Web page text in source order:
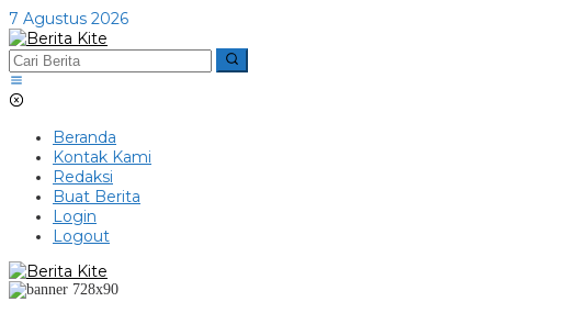
Lewati
ke
konten
7 Agustus 2026
Beranda
Kontak Kami
Redaksi
Buat Berita
Login
Logout